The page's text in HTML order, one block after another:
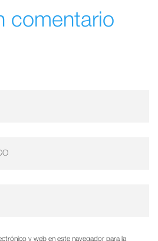
comentario
y web en este navegador para la